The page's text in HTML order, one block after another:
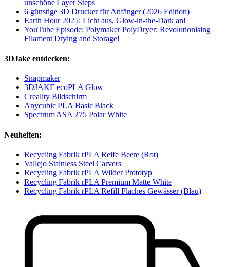
unschöne Layer Steps
6 günstige 3D Drucker für Anfänger (2026 Edition)
Earth Hour 2025: Licht aus, Glow-in-the-Dark an!
YouTube Episode: Polymaker PolyDryer: Revolutionising
Filament Drying and Storage!
3DJake entdecken:
Snapmaker
3DJAKE ecoPLA Glow
Creality Bildschirm
Anycubic PLA Basic Black
Spectrum ASA 275 Polar White
Neuheiten:
Recycling Fabrik rPLA Reife Beere (Rot)
Vallejo Stainless Steel Carvers
Recycling Fabrik rPLA Wilder Prototyp
Recycling Fabrik rPLA Premium Matte White
Recycling Fabrik rPLA Refill Flaches Gewässer (Blau)